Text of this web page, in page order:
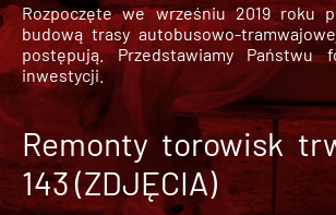
Rozpoczęte we wrześniu 2019 roku
budową trasy autobusowo-
postępują. Przedstawiamy
inwestycji.
Remonty torowisk
143 (ZDJĘCIA)